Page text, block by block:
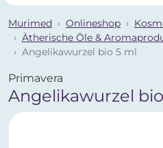
Murimed Onlineshop
Ätherische Öle &
Angelikawurzel bio 5 ml
Primavera
Angelikawurzel